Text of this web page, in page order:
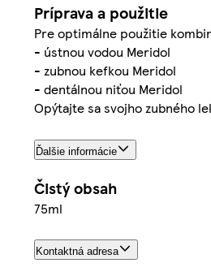
Príprava a použitie
Pre optimálne použitie
- ústnou vodou Meridol
- zubnou kefkou Meridol
- dentálnou niťou Meridol
Opýtajte sa svojho zubného
Ďalšie informácie
Čistý obsah
75ml
Kontaktná adresa